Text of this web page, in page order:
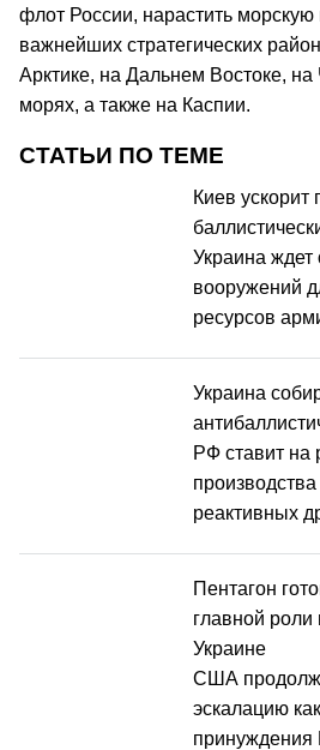
флот России, нарастить морскую
важнейших стратегических
Арктике, на Дальнем Востоке,
морях, а также на Каспии.
СТАТЬИ ПО ТЕМЕ
Киев ускорит
Украина
вооружений
ресурсов
Украина
РФ ставит на
реактивных
Пентагон
главной роли
Украине
США
эскалацию
принуждения